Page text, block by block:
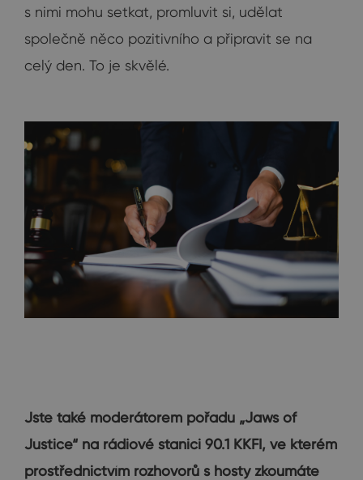
s nimi mohu setkat, promluvit si, udělat
společně něco pozitivního a připravit se na
celý den. To je skvělé.
Jste také moderátorem pořadu „Jaws of
Justice“ na rádiové stanici 90.1 KKFI, ve kterém
prostřednictvím rozhovorů s hosty zkoumáte